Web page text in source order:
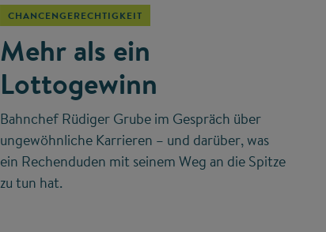
CHANCENGERECHTIGKEIT
Mehr als ein
Lottogewinn
Bahnchef Rüdiger Grube im Gespräch über
ungewöhnliche Karrieren – und darüber, was
ein Rechenduden mit seinem Weg an die Spitze
zu tun hat.